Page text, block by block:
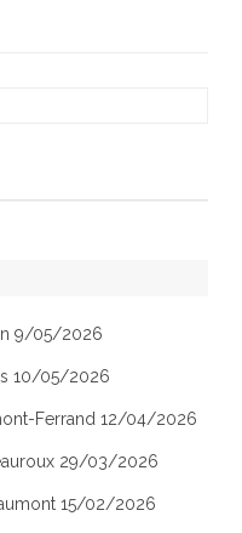
9/05/2026
10/05/2026
Ferrand 12/04/2026
29/03/2026
15/02/2026